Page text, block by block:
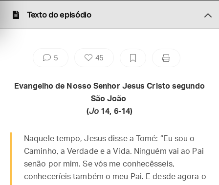
Texto do episódio
5 45
Evangelho de Nosso Senhor Jesus Cristo segundo
São João
(Jo 14, 6-14)
Naquele tempo, Jesus disse a Tomé: “Eu sou o
Caminho, a Verdade e a Vida. Ninguém vai ao Pai
senão por mim. Se vós me conhecêsseis,
conheceríeis também o meu Pai. E desde agora o